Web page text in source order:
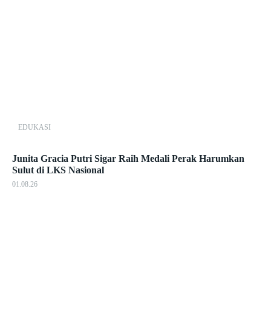
EDUKASI
Junita Gracia Putri Sigar Raih Medali Perak Harumkan
Sulut di LKS Nasional
01.08.26